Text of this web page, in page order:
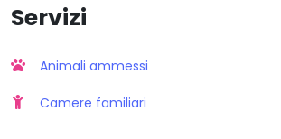
Servizi
Animali ammessi
Camere familiari